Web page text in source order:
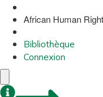
African Human
Bibliothèque
Connexion